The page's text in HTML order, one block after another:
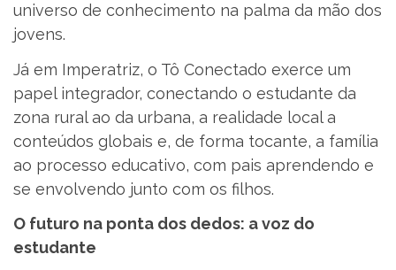
universo de conhecimento na palma da mão dos
jovens.
Já em Imperatriz, o Tô Conectado exerce um
papel integrador, conectando o estudante da
zona rural ao da urbana, a realidade local a
conteúdos globais e, de forma tocante, a família
ao processo educativo, com pais aprendendo e
se envolvendo junto com os filhos.
O futuro na ponta dos dedos: a voz do
estudante